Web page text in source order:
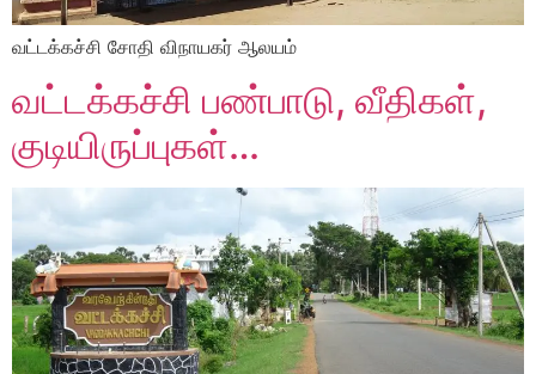
வட்டக்கச்சி சோதி விநாயகர் ஆலயம்
வட்டக்கச்சி பண்பாடு, வீதிகள்,
குடியிருப்புகள்…